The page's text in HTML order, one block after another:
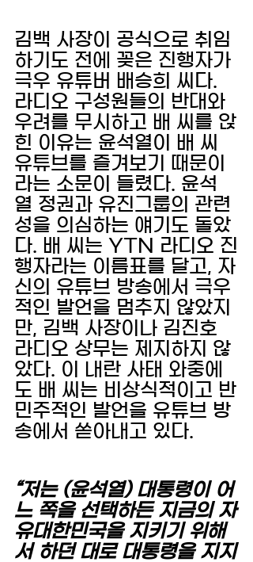
김백 사장이 공식으로 취임
하기도 전에 꽂은 진행자가
극우 유튜버 배승희 씨다.
라디오 구성원들의 반대와
우려를 무시하고 배 씨를 앉
힌 이유는 윤석열이 배 씨
유튜브를 즐겨보기 때문이
라는 소문이 들렸다. 윤석
열 정권과 유진그룹의 관련
성을 의심하는 얘기도 돌았
다. 배 씨는 YTN 라디오 진
행자라는 이름표를 달고, 자
신의 유튜브 방송에서 극우
적인 발언을 멈추지 않았지
만, 김백 사장이나 김진호
라디오 상무는 제지하지 않
았다. 이 내란 사태 와중에
도 배 씨는 비상식적이고 반
민주적인 발언을 유튜브 방
송에서 쏟아내고 있다.
“저는 (윤석열) 대통령이 어
느 쪽을 선택하든 지금의 자
유대한민국을 지키기 위해
서 하던 대로 대통령을 지지